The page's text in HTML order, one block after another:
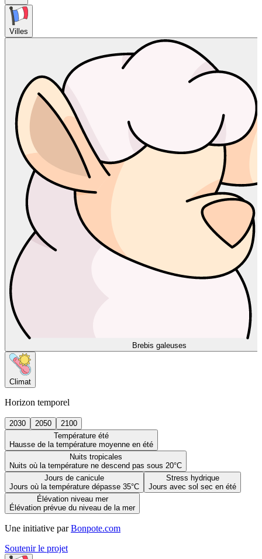
Villes
Brebis galeuses
Climat
Horizon temporel
2030 2050
2100
Température été
Hausse de la température moyenne en été
Nuits tropicales
Nuits où la température ne descend pas sous 20°C
Jours de canicule
Jours où la température dépasse 35°C
Stress hydrique
Jours avec sol sec en été
Élévation niveau mer
Élévation prévue du niveau de la mer
Une initiative par Bonpote.com
Soutenir le projet